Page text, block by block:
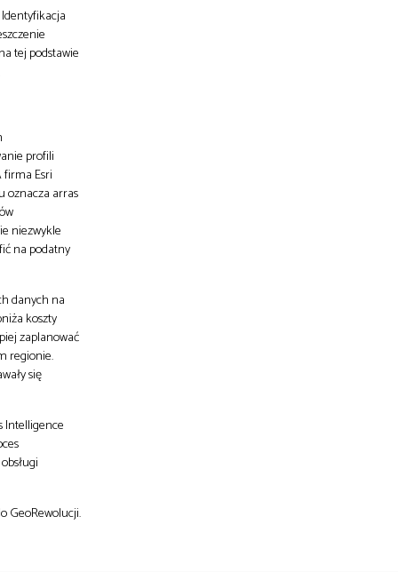
tej podstawie
profili
firma Esri
oznacza arras
niezwykle
na podatny
danych na
koszty
zaplanować
regionie.
się
Intelligence
GeoRewolucji.